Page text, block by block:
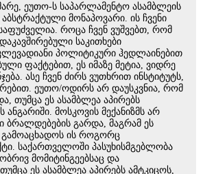
ეუთო-ს საპარლამენტო ასამბლეის
მონაპოვარი. ის ჩვენი
როცა ჩვენ ვუშვებთ, რომ
საკითხები
პოლიტიკური ჰედლაინებით
ფაქტებით, ეს იმაზე მეტია, ვიდრე
ასე ჩვენ ძირს ვუთხრით ინსტიტუტს,
ეუთო/ოდირს არ დაუსკვნია, რომ
თუმცა ეს ასამბლეა აპირებს
მოსკოვის მექანიზმს არ
ბრალდებების გარდა, მაგრამ ეს
გამოაცხადოს ის როგორც
საქართველოში პასუხისმგებლობა
მომიტინგეებსაც და
ეს ასამბლეა აპირებს ამტკიცოს,